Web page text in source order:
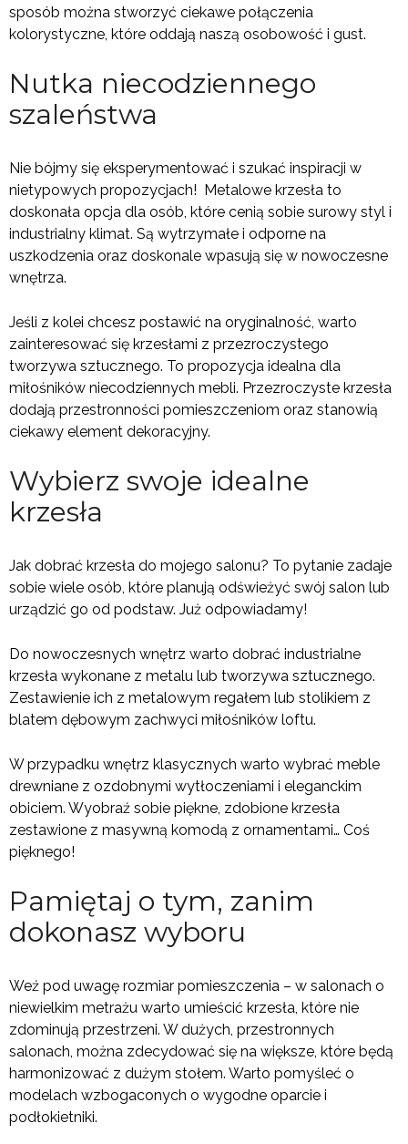
sposób można stworzyć ciekawe połączenia
kolorystyczne, które oddają naszą osobowość i gust.
Nutka niecodziennego
szaleństwa
Nie bójmy się eksperymentować i szukać inspiracji w
nietypowych propozycjach! Metalowe krzesła to
doskonała opcja dla osób, które cenią sobie surowy styl i
industrialny klimat. Są wytrzymałe i odporne na
uszkodzenia oraz doskonale wpasują się w nowoczesne
wnętrza.
Jeśli z kolei chcesz postawić na oryginalność, warto
zainteresować się krzesłami z przezroczystego
tworzywa sztucznego. To propozycja idealna dla
miłośników niecodziennych mebli. Przezroczyste krzesła
dodają przestronności pomieszczeniom oraz stanowią
ciekawy element dekoracyjny.
Wybierz swoje idealne
krzesła
Jak dobrać krzesła do mojego salonu? To pytanie zadaje
sobie wiele osób, które planują odświeżyć swój salon lub
urządzić go od podstaw. Już odpowiadamy!
Do nowoczesnych wnętrz warto dobrać industrialne
krzesła wykonane z metalu lub tworzywa sztucznego.
Zestawienie ich z metalowym regałem lub stolikiem z
blatem dębowym zachwyci miłośników loftu.
W przypadku wnętrz klasycznych warto wybrać meble
drewniane z ozdobnymi wytłoczeniami i eleganckim
obiciem. Wyobraź sobie piękne, zdobione krzesła
zestawione z masywną komodą z ornamentami… Coś
pięknego!
Pamiętaj o tym, zanim
dokonasz wyboru
Weź pod uwagę rozmiar pomieszczenia – w salonach o
niewielkim metrażu warto umieścić krzesła, które nie
zdominują przestrzeni. W dużych, przestronnych
salonach, można zdecydować się na większe, które będą
harmonizować z dużym stołem. Warto pomyśleć o
modelach wzbogaconych o wygodne oparcie i
podłokietniki.